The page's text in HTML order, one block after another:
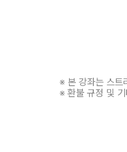
※ 본 강좌는 스트
※ 환불 규정 및